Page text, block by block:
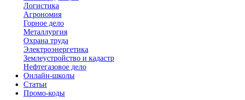
Логистика
Агрономия
Горное дело
Металлургия
Охрана труда
Электроэнергетика
Землеустройство и кадастр
Нефтегазовое дело
Онлайн-школы
Статьи
Промо-коды